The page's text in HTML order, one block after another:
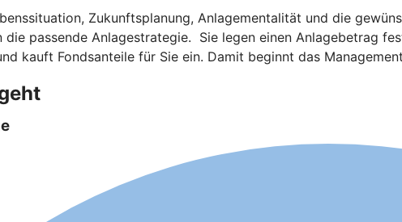
Zukunftsplanung, Anlagementalität und die
die passende Anlagestrategie. Sie legen einen Anlagebetrag
kauft Fondsanteile für Sie ein. Damit beginnt das